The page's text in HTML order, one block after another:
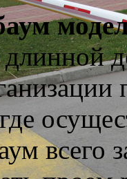
длинной
всего